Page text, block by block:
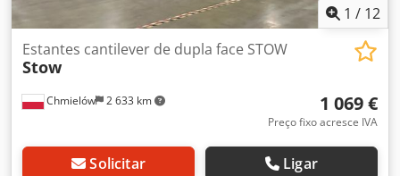
1 / 12
Chmielów 2 633 km
Estantes cantilever de dupla face STOW
Stow
1 069 €
Preço fixo acresce IVA
Solicitar Ligar